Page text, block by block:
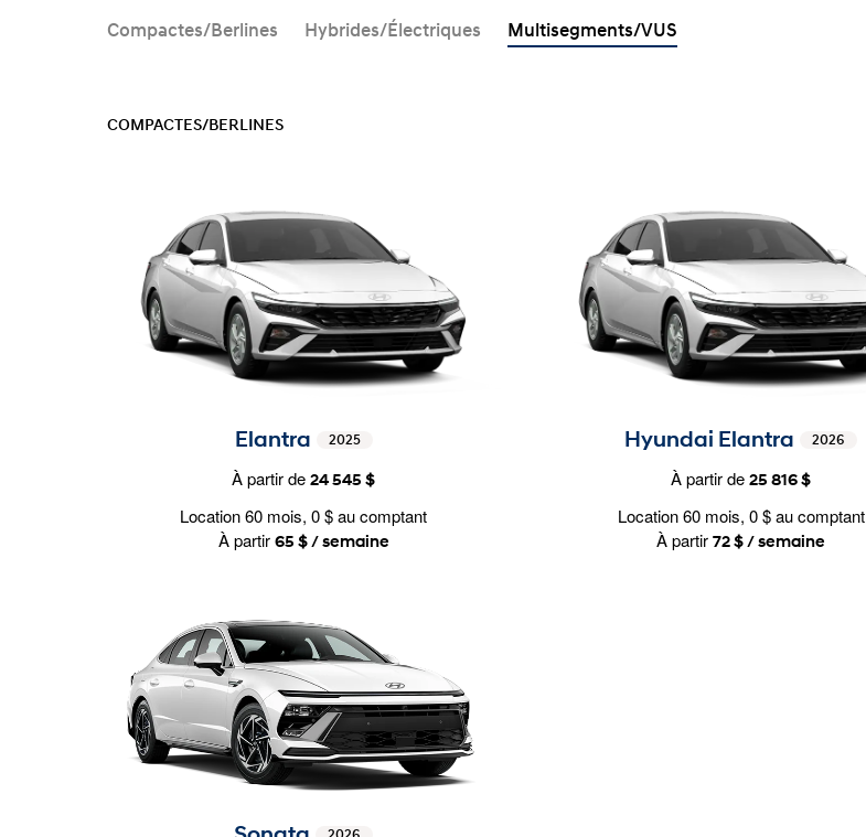
Compactes/Berlines Hybrides/Électriques Multisegments/VUS
COMPACTES/BERLINES
Elantra 2025
À partir de24 545 $
Location 60 mois, 0 $ au comptant
À partir 65 $ / semaine
Hyundai Elantra 2026
À partir de25 816 $
Location 60 mois, 0 $ au comptant
À partir72 $ / semaine